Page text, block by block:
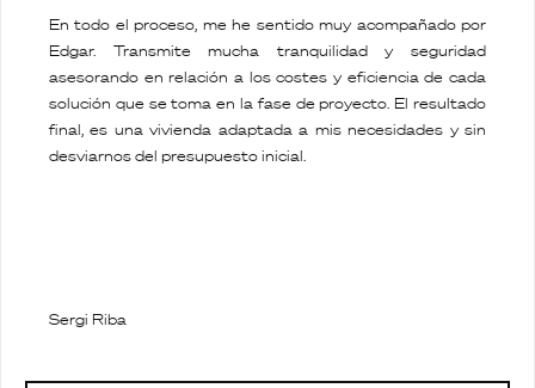
En todo el proceso, me he sentido muy acompañado por
Edgar. Transmite mucha tranquilidad y seguridad
asesorando en relación a los costes y eficiencia de cada
solución que se toma en la fase de proyecto. El resultado
final, es una vivienda adaptada a mis necesidades y sin
desviarnos del presupuesto inicial.
Sergi Riba